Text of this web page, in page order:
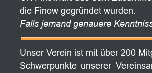
die Finow gegründet wurden.
Falls jemand genauere
Unser Verein ist mit über 200
Schwerpunkte unserer